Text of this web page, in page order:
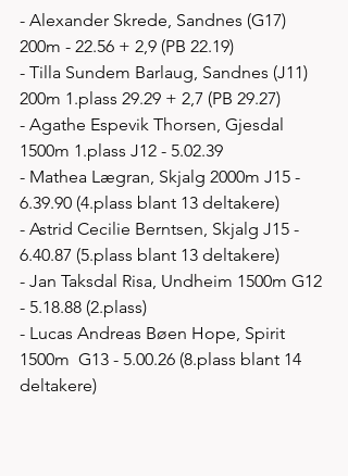
- Alexander Skrede, Sandnes (G17)
200m - 22.56 + 2,9 (PB 22.19)
- Tilla Sundem Barlaug, Sandnes (J11)
200m 1.plass 29.29 + 2,7 (PB 29.27)
- Agathe Espevik Thorsen, Gjesdal
1500m 1.plass J12 - 5.02.39
- Mathea Lægran, Skjalg 2000m J15 -
6.39.90 (4.plass blant 13 deltakere)
- Astrid Cecilie Berntsen, Skjalg J15 -
6.40.87 (5.plass blant 13 deltakere)
- Jan Taksdal Risa, Undheim 1500m G12
- 5.18.88 (2.plass)
- Lucas Andreas Bøen Hope, Spirit
1500m  G13 - 5.00.26 (8.plass blant 14
deltakere)